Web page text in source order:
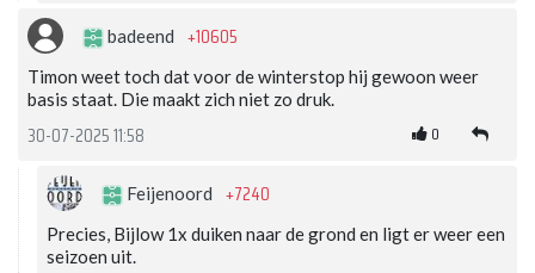
badeend +10605
Timon weet toch dat voor de winterstop hij gewoon weer
basis staat. Die maakt zich niet zo druk.
30-07-2025 11:58 0
Feijenoord +7240
Precies, Bijlow 1x duiken naar de grond en ligt er weer een
seizoen uit.